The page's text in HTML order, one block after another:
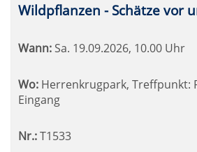
Wildpflanzen - Schätze vor
Wann: Sa. 19.09.2026, 10.00 Uhr
Wo: Herrenkrugpark, Treffpunkt:
Eingang
Nr.:T1533